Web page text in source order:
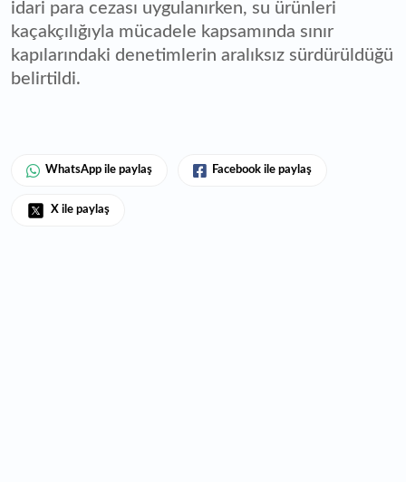
idari para cezası uygulanırken, su ürünleri
kaçakçılığıyla mücadele kapsamında sınır
kapılarındaki denetimlerin aralıksız sürdürüldüğü
belirtildi.
WhatsApp ile paylaş Facebook ile paylaş
X ile paylaş